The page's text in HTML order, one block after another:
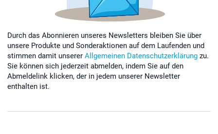
Durch das Abonnieren unseres Newsletters bleiben Sie über
unsere Produkte und Sonderaktionen auf dem Laufenden und
stimmen damit unserer Allgemeinen Datenschutzerklärung zu.
Sie können sich jederzeit abmelden, indem Sie auf den
Abmeldelink klicken, der in jedem unserer Newsletter
enthalten ist.